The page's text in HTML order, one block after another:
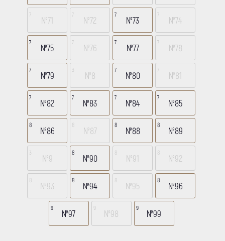
№71
7
№72
7
№73
7
№74
7
№75
7
№76
7
№77
7
№78
7
№79
7
№8
3
№80
7
№81
7
№82
7
№83
7
№84
7
№85
7
№86
8
№87
8
№88
8
№89
8
№9
3
№90
8
№91
8
№92
8
№93
8
№94
8
№95
8
№96
8
№97
9
№98
9
№99
9